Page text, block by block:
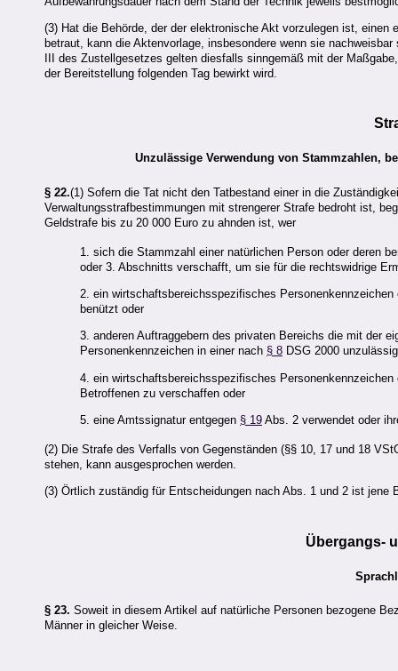
(3) Hat die Behörde, der der elektronische Akt vorzulegen ist,
betraut, kann die Aktenvorlage, insbesondere wenn sie
III des Zustellgesetzes gelten diesfalls sinngemäß mit der
der Bereitstellung folgenden Tag bewirkt wird.
Unzulässige Verwendung von Stammzahlen,
§ 22.(1) Sofern die Tat nicht den Tatbestand einer in die
Verwaltungsstrafbestimmungen mit strengerer Strafe bedroht ist,
Geldstrafe bis zu 20 000 Euro zu ahnden ist, wer
1. sich die Stammzahl einer natürlichen Person oder deren
oder 3. Abschnitts verschafft, um sie für die rechtswidrige
2. ein wirtschaftsbereichsspezifisches
benützt oder
3. anderen Auftraggebern des privaten Bereichs die mit der
Personenkennzeichen in einer nach § 8 DSG 2000
4. ein wirtschaftsbereichsspezifisches
Betroffenen zu verschaffen oder
5. eine Amtssignatur entgegen § 19 Abs. 2 verwendet oder
(2) Die Strafe des Verfalls von Gegenständen (§§ 10, 17 und 18
stehen, kann ausgesprochen werden.
(3) Örtlich zuständig für Entscheidungen nach Abs. 1 und 2 ist jene
Übergangs-
§ 23. Soweit in diesem Artikel auf natürliche Personen bezogene
Männer in gleicher Weise.